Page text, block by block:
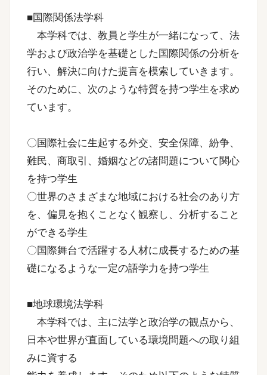
■国際関係法学科
本学科では、教員と学生が一緒になって、法
学および政治学を基礎とした国際関係の分析を
行い、解決に向けた提言を模索していきます。
そのために、次のような特質を持つ学生を求め
ています。
〇国際社会に生起する外交、安全保障、紛争、
難民、商取引、婚姻などの諸問題について関心
を持つ学生
〇世界のさまざまな地域における社会のあり方
を、偏見を抱くことなく観察し、分析すること
ができる学生
〇国際舞台で活躍する人材に成長するための基
礎になるような一定の語学力を持つ学生
■地球環境法学科
本学科では、主に法学と政治学の観点から、
日本や世界が直面している環境問題への取り組
みに資する